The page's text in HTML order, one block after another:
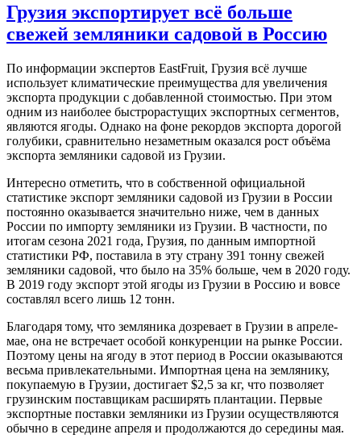
Грузия экспортирует всё больше
свежей земляники садовой в Россию
По информации экспертов EastFruit, Грузия всё лучше
использует климатические преимущества для увеличения
экспорта продукции с добавленной стоимостью. При этом
одним из наиболее быстрорастущих экспортных сегментов,
являются ягоды. Однако на фоне рекордов экспорта дорогой
голубики, сравнительно незаметным оказался рост объёма
экспорта земляники садовой из Грузии.
Интересно отметить, что в собственной официальной
статистике экспорт земляники садовой из Грузии в России
постоянно оказывается значительно ниже, чем в данных
России по импорту земляники из Грузии. В частности, по
итогам сезона 2021 года, Грузия, по данным импортной
статистики РФ, поставила в эту страну 391 тонну свежей
земляники садовой, что было на 35% больше, чем в 2020 году.
В 2019 году экспорт этой ягоды из Грузии в Россию и вовсе
составлял всего лишь 12 тонн.
Благодаря тому, что земляника дозревает в Грузии в апреле-
мае, она не встречает особой конкуренции на рынке России.
Поэтому цены на ягоду в этот период в России оказываются
весьма привлекательными. Импортная цена на землянику,
покупаемую в Грузии, достигает $2,5 за кг, что позволяет
грузинским поставщикам расширять плантации. Первые
экспортные поставки земляники из Грузии осуществляются
обычно в середине апреля и продолжаются до середины мая.